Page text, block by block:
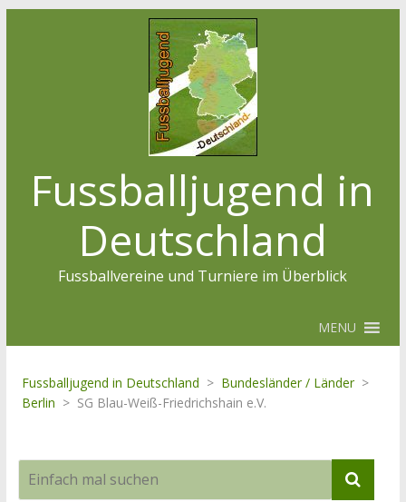
Fussballjugend in
Deutschland
Fussballvereine und Turniere im Überblick
MENU
Fussballjugend in Deutschland > Bundesländer / Länder >
Berlin > SG Blau-Weiß-Friedrichshain e.V.